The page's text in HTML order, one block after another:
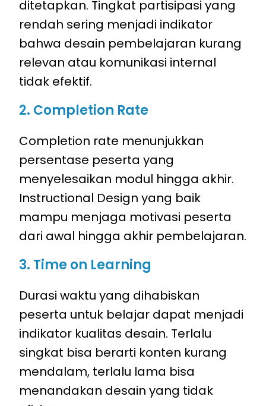
ditetapkan. Tingkat partisipasi yang
rendah sering menjadi indikator
bahwa desain pembelajaran kurang
relevan atau komunikasi internal
tidak efektif.
2. Completion Rate
Completion rate menunjukkan
persentase peserta yang
menyelesaikan modul hingga akhir.
Instructional Design yang baik
mampu menjaga motivasi peserta
dari awal hingga akhir pembelajaran.
3. Time on Learning
Durasi waktu yang dihabiskan
peserta untuk belajar dapat menjadi
indikator kualitas desain. Terlalu
singkat bisa berarti konten kurang
mendalam, terlalu lama bisa
menandakan desain yang tidak